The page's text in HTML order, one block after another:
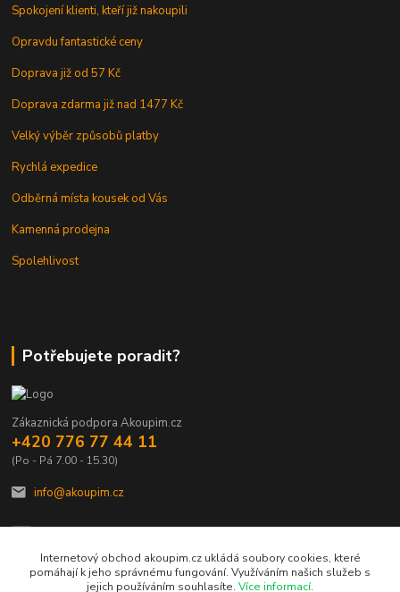
Spokojení klienti, kteří již nakoupili
Opravdu fantastické ceny
Doprava již od 57 Kč
Doprava zdarma již nad 1477 Kč
Velký výběr způsobů platby
Rychlá expedice
Odběrná místa kousek od Vás
Kamenná prodejna
Spolehlivost
Potřebujete poradit?
Zákaznická podpora Akoupim.cz
+420 776 77 44 11
(Po - Pá 7.00 - 15.30)
info@akoupim.cz
Internetový obchod akoupim.cz ukládá soubory cookies, které
pomáhají k jeho správnému fungování. Využíváním našich služeb s
jejich používáním souhlasíte. Více informací.